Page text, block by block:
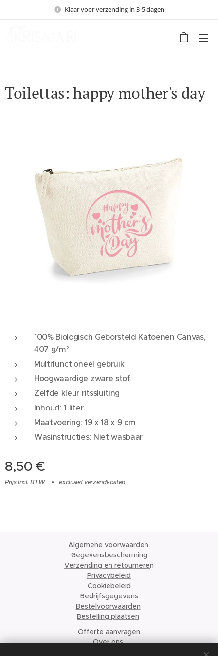
Klaar voor verzending in 3-5 dagen
Toilettas: happy mother's day
100% Biologisch Geborsteld Katoenen Canvas,
407 g/m²
Multifunctioneel gebruik
Hoogwaardige zware stof
Zelfde kleur ritssluiting
Inhoud: 1 liter
Maatvoering: 19 x 18 x 9 cm
Wasinstructies: Niet wasbaar
8,50 €
Prijs Incl. BTW exclusief verzendkosten
Algemene voorwaarden
Gegevensbescherming
Verzending en retourneren
Privacybeleid
Cookiebeleid
Bedrijfsgegevens
Bestelvoorwaarden
Bestelling plaatsen
Offerte aanvragen
Over ons